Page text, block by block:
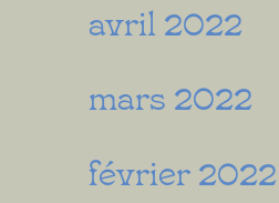
avril 2022
mars 2022
février 2022